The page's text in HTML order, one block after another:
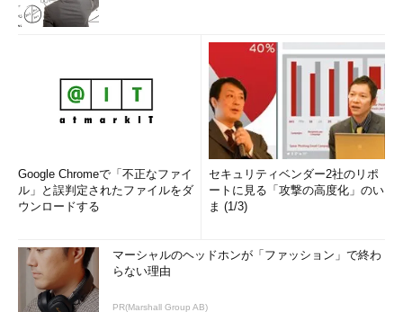
Google Chromeで「不正なファイ
ル」と誤判定されたファイルをダ
ウンロードする
セキュリティベンダー2社のリポ
ートに見る「攻撃の高度化」のい
ま (1/3)
マーシャルのヘッドホンが「ファッション」で終わ
らない理由
PR(Marshall Group AB)